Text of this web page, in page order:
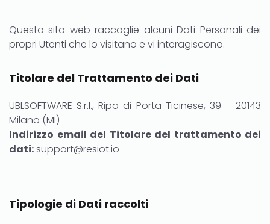
Questo sito web raccoglie alcuni Dati Personali dei
propri Utenti che lo visitano e vi interagiscono.
Titolare del Trattamento dei Dati
UBLSOFTWARE S.r.l., Ripa di Porta Ticinese, 39 – 20143
Milano (MI)
Indirizzo email del Titolare del trattamento dei
dati:support@resiot.io
Tipologie di Dati raccolti